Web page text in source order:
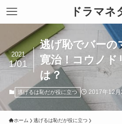
ドラマネ
逃げ恥でバーの
寛治！コウノド
は？
2021
1/01
逃げるは恥だが役に立つ 2017年12月
ホーム 逃げるは恥だが役に立つ